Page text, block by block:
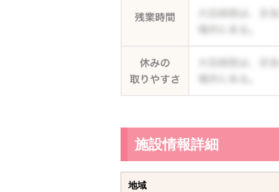
施設情報詳細
地域